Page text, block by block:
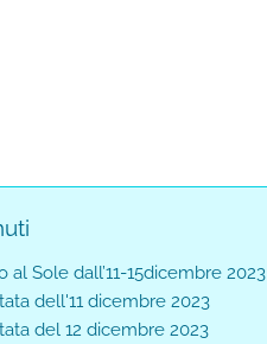
al Sole dall’11-15dicembre 2023
dell'11 dicembre 2023
del 12 dicembre 2023